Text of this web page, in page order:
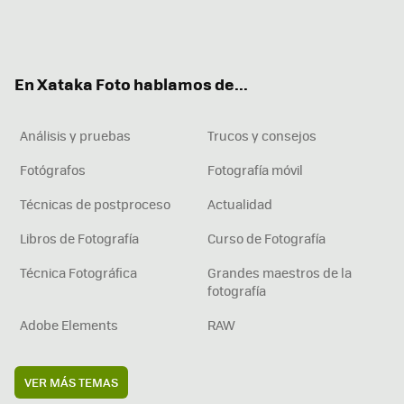
En Xataka Foto hablamos de...
Análisis y pruebas
Trucos y consejos
Fotógrafos
Fotografía móvil
Técnicas de postproceso
Actualidad
Libros de Fotografía
Curso de Fotografía
Técnica Fotográfica
Grandes maestros de la
fotografía
Adobe Elements
RAW
VER MÁS TEMAS